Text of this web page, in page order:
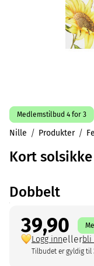
Medlemstilbud 4 for 3
Nille Produkter
Kort solsikke
Dobbelt
39,90
Logg innellerbli
Tilbudet er gyldig til